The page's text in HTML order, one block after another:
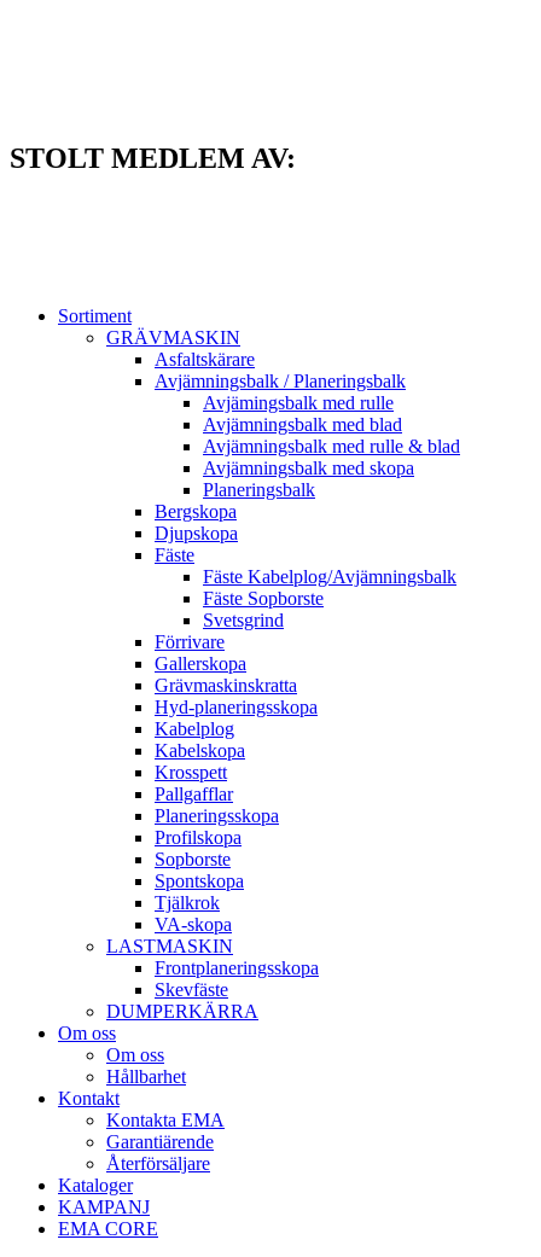
STOLT MEDLEM AV:
Sortiment
GRÄV­MASKIN
Asfalt­skärare
Avjämnings­balk / Planeringsbalk
Avjämingsbalk med rulle
Avjämningsbalk med blad
Avjämningsbalk med rulle & blad
Avjämningsbalk med skopa
Planerings­balk
Berg­skopa
Djup­skopa
Fäste
Fäste Kabel­­plog/­Avjämnings­­balk
Fäste Sop­borste
Svets­grind
Förrivare
Galler­skopa
Gräv­maskins­kratta
Hyd­-planerings­skopa
Kabel­plog
Kabel­skopa
Kros­spett
Pallgafflar
Planerings­skopa
Profil­skopa
Sop­borste
Spont­skopa
Tjäl­krok
VA­-skopa
LAST­MASKIN
Front­planerings­skopa
Skev­fäste
DUMPER­KÄRRA
Om oss
Om oss
Hållbarhet
Kontakt
Kontakta EMA
Garantiärende
Återförsäljare
Kataloger
KAMPANJ
EMA CORE